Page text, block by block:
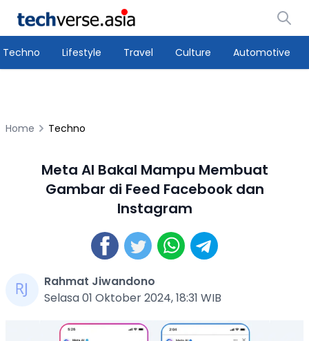
Techno Lifestyle Travel Culture Automotive
Home Techno
Meta AI Bakal Mampu Membuat
Gambar di Feed Facebook dan
Instagram
Rahmat Jiwandono
Selasa 01 Oktober 2024, 18:31 WIB